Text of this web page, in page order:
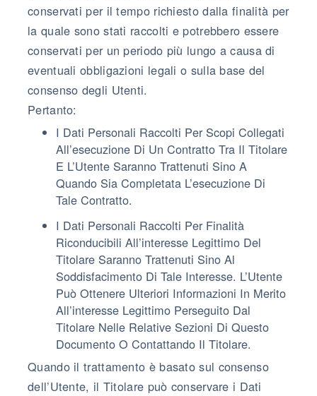
conservati per il tempo richiesto dalla finalità per
la quale sono stati raccolti e potrebbero essere
conservati per un periodo più lungo a causa di
eventuali obbligazioni legali o sulla base del
consenso degli Utenti.
Pertanto:
I Dati Personali Raccolti Per Scopi Collegati
All’esecuzione Di Un Contratto Tra Il Titolare
E L’Utente Saranno Trattenuti Sino A
Quando Sia Completata L’esecuzione Di
Tale Contratto.
I Dati Personali Raccolti Per Finalità
Riconducibili All’interesse Legittimo Del
Titolare Saranno Trattenuti Sino Al
Soddisfacimento Di Tale Interesse. L’Utente
Può Ottenere Ulteriori Informazioni In Merito
All’interesse Legittimo Perseguito Dal
Titolare Nelle Relative Sezioni Di Questo
Documento O Contattando Il Titolare.
Quando il trattamento è basato sul consenso
dell’Utente, il Titolare può conservare i Dati